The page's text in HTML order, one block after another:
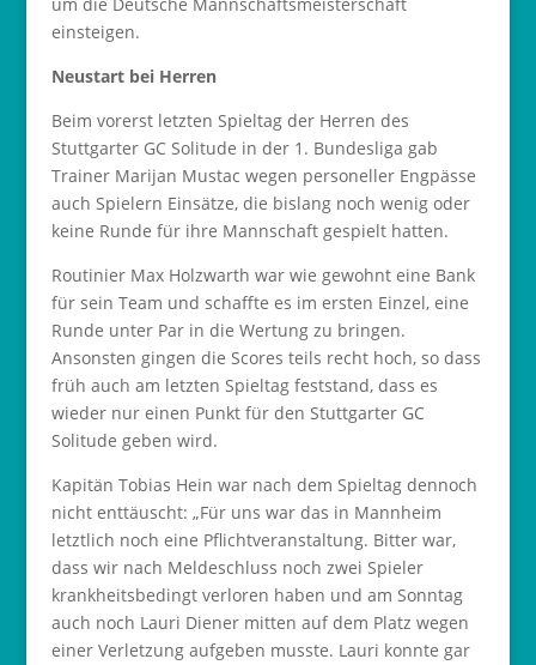
einsteigen.
Neustart bei Herren
Beim vorerst letzten Spieltag der Herren des
Stuttgarter GC Solitude in der 1. Bundesliga gab
Trainer Marijan Mustac wegen personeller Engpässe
auch Spielern Einsätze, die bislang noch wenig oder
keine Runde für ihre Mannschaft gespielt hatten.
Routinier Max Holzwarth war wie gewohnt eine Bank
für sein Team und schaffte es im ersten Einzel, eine
Runde unter Par in die Wertung zu bringen.
Ansonsten gingen die Scores teils recht hoch, so dass
früh auch am letzten Spieltag feststand, dass es
wieder nur einen Punkt für den Stuttgarter GC
Solitude geben wird.
Kapitän Tobias Hein war nach dem Spieltag dennoch
nicht enttäuscht: „Für uns war das in Mannheim
letztlich noch eine Pflichtveranstaltung. Bitter war,
dass wir nach Meldeschluss noch zwei Spieler
krankheitsbedingt verloren haben und am Sonntag
auch noch Lauri Diener mitten auf dem Platz wegen
einer Verletzung aufgeben musste. Lauri konnte gar